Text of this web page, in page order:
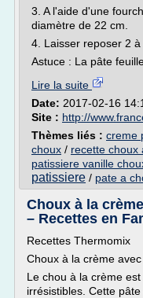
3. A l'aide d'une
diamètre de 22 cm.
4. Laisser reposer 2
Astuce : La pâte
Lire la suite
Date: 2017-02-16
Site : http://
Thèmes liés : creme
choux / recette choux
patissiere vanille
patissiere / pate a
Choux à la
– Recettes en
Recettes Thermomix
Choux à la crème
Le chou à la crème
irrésistibles. Cette